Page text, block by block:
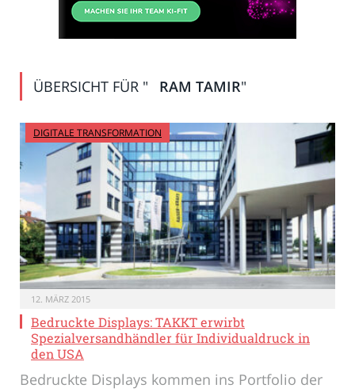
ÜBERSICHT FÜR " RAM TAMIR"
DIGITALE TRANSFORMATION
12. MÄRZ 2015
Bedruckte Displays: TAKKT erwirbt
Spezialversandhändler für Individualdruck in
den USA
Bedruckte Displays kommen ins Portfolio der